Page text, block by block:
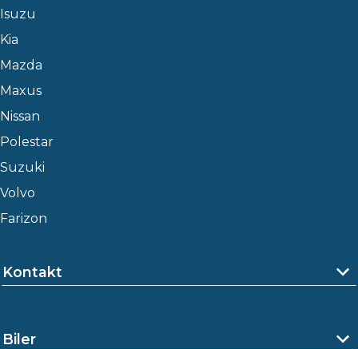
Isuzu
Kia
Mazda
Maxus
Nissan
Polestar
Suzuki
Volvo
Farizon
Kontakt
Biler